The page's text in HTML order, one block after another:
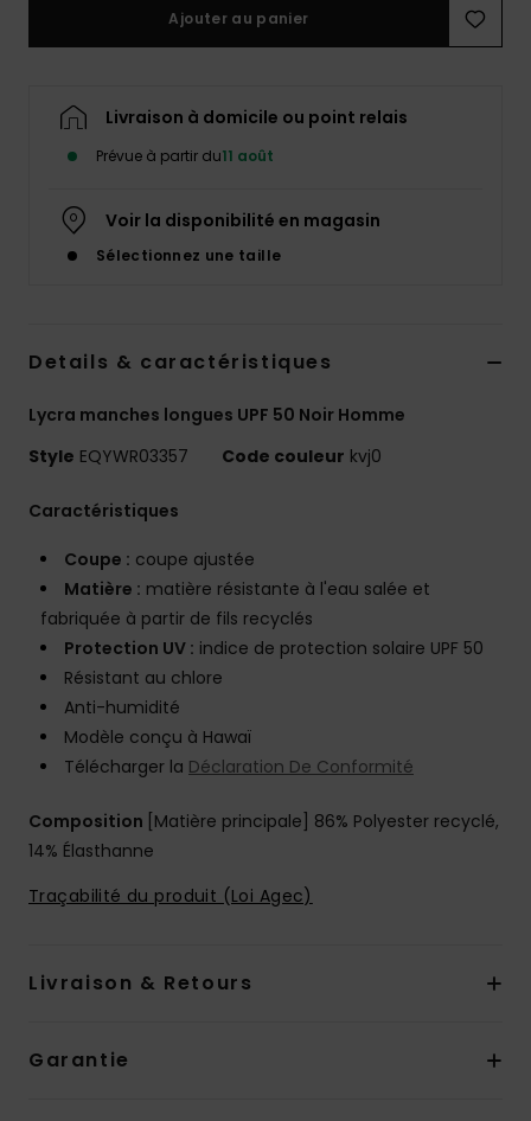
Ajouter au panier
Livraison à domicile ou point relais
Prévue à partir du11 août
Voir la disponibilité en magasin
Sélectionnez une taille
Details & caractéristiques
Lycra manches longues UPF 50 Noir Homme
Style EQYWR03357 Code couleur kvj0
Caractéristiques
Coupe : coupe ajustée
Matière : matière résistante à l'eau salée et
fabriquée à partir de fils recyclés
Protection UV : indice de protection solaire UPF 50
Résistant au chlore
Anti-humidité
Modèle conçu à Hawaï
Télécharger la Déclaration De Conformité
Composition [Matière principale] 86% Polyester recyclé,
14% Élasthanne
Traçabilité du produit (Loi Agec)
Livraison & Retours
Garantie